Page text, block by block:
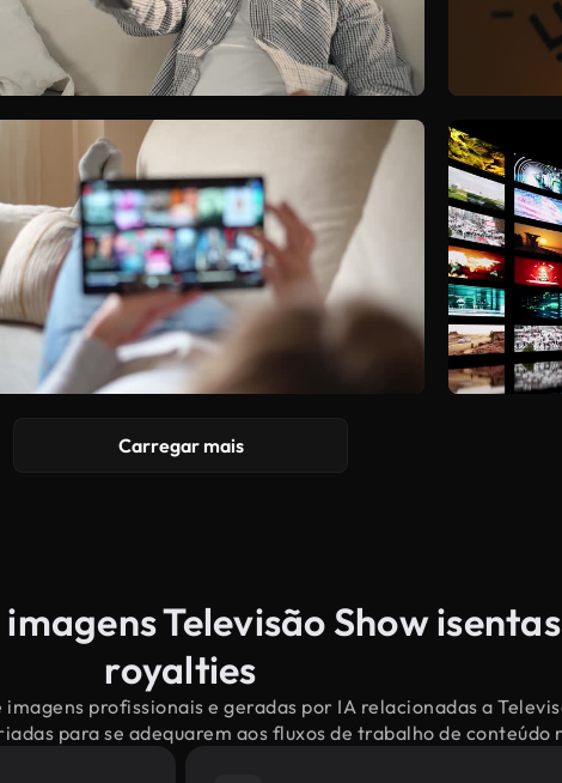
Carregar mais
Televisão Show
royalties
imagens profissionais e geradas por IA relacionadas a
para se adequarem aos fluxos de trabalho de conteúdo